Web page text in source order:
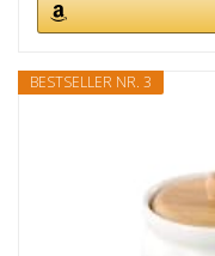
BESTSELLER NR. 3